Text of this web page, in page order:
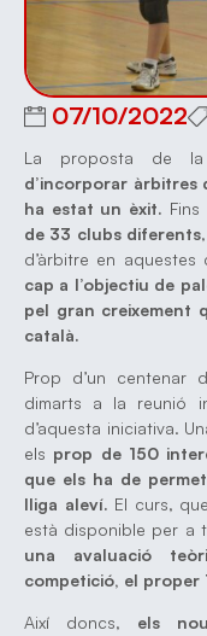
07/10/2022
La proposta de
d’incorporar àrbitres
ha estat un èxit.
de 33 clubs diferents
d’àrbitre en aquestes
cap a l’objectiu de
pel gran creixement
català.
Prop d’un centenar
dimarts a la reunió
d’aquesta iniciativa.
els prop de 150
que els ha de
lliga aleví. El curs,
està disponible per a
una avaluació
competició, el proper
Així doncs, els